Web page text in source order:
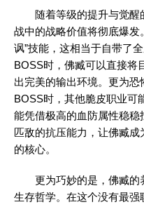
随着等级的提升与觉醒
战中的战略价值将彻底爆发
讽”技能，这相当于自带了
BOSS时，佛臧可以直接将
出完美的输出环境。更为
BOSS时，其他脆皮职业可
能凭借极高的血防属性稳
匹敌的抗压能力，让佛臧
的核心。
更为巧妙的是，佛臧的
生存哲学。在这个没有最